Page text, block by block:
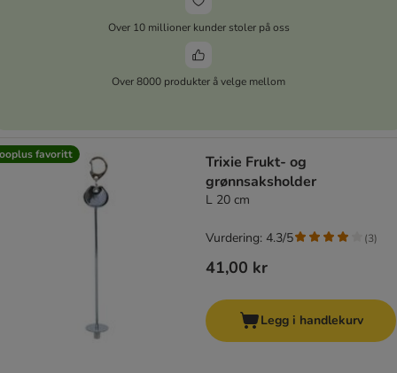
Over 10 millioner kunder stoler på oss
Over 8000 produkter å velge mellom
favoritt
Trixie Frukt- og
grønnsaksholder
L 20 cm
41,00 kr
Vurdering: 4.3/5 (3)
Legg i handlekurv